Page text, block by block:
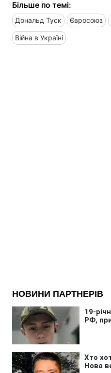
Більше по темі:
Дональд Туск Євросоюз
Війна в Україні